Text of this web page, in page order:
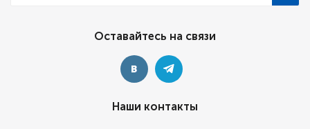
Оставайтесь на связи
Наши контакты